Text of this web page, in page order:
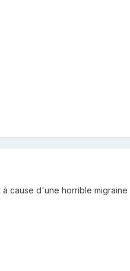
à cause d'une horrible migraine